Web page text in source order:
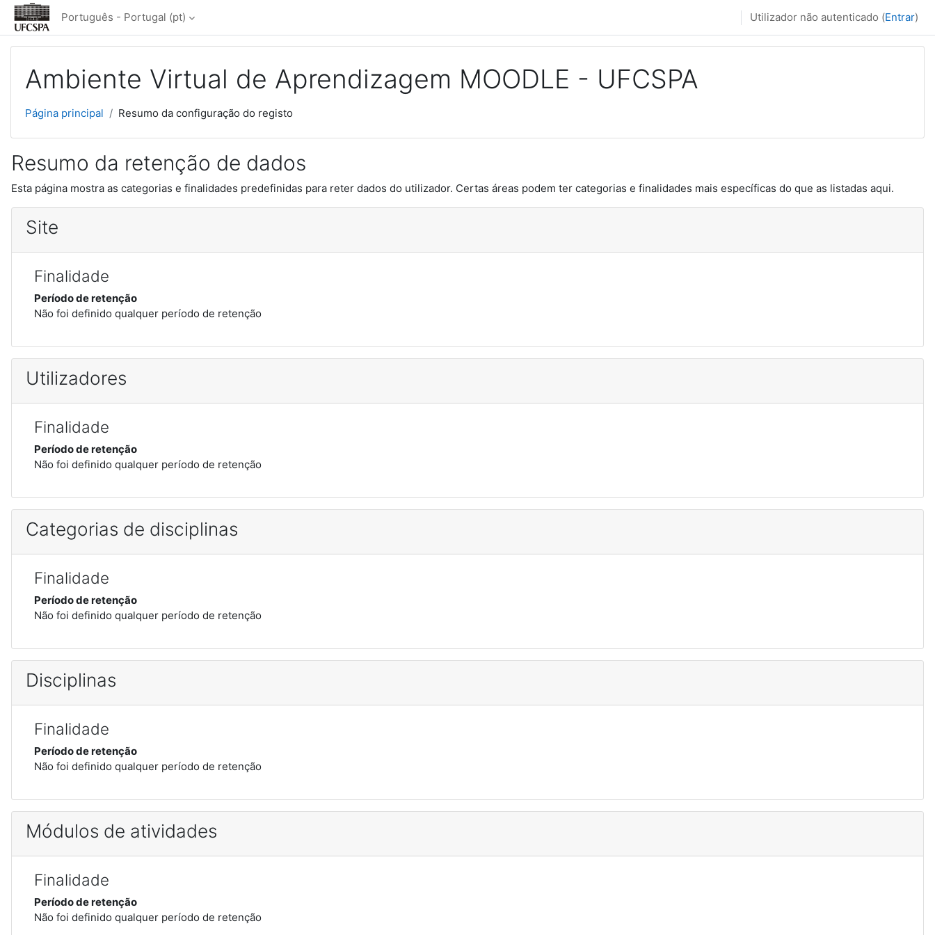
Ir para o conteúdo principal
Português - Portugal ‎(pt)‎ Utilizador não autenticado (Entrar)
Ambiente Virtual de Aprendizagem MOODLE - UFCSPA
Página principal Resumo da configuração do registo
Resumo da retenção de dados
Esta página mostra as categorias e finalidades predefinidas para reter dados do utilizador. Certas áreas podem ter categorias e finalidades mais específicas do que as listadas aqui.
Site
Finalidade
Período de retenção
Não foi definido qualquer período de retenção
Utilizadores
Finalidade
Período de retenção
Não foi definido qualquer período de retenção
Categorias de disciplinas
Finalidade
Período de retenção
Não foi definido qualquer período de retenção
Disciplinas
Finalidade
Período de retenção
Não foi definido qualquer período de retenção
Módulos de atividades
Finalidade
Período de retenção
Não foi definido qualquer período de retenção